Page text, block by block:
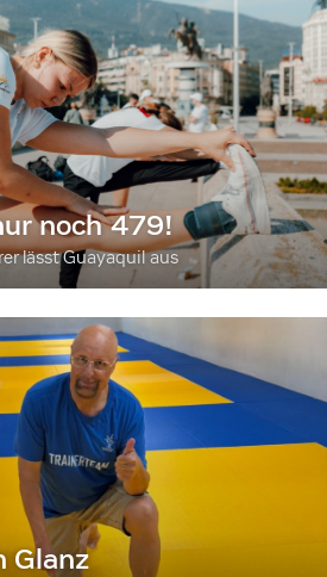
noch 479!
lässt Guayaquil aus
Glanz